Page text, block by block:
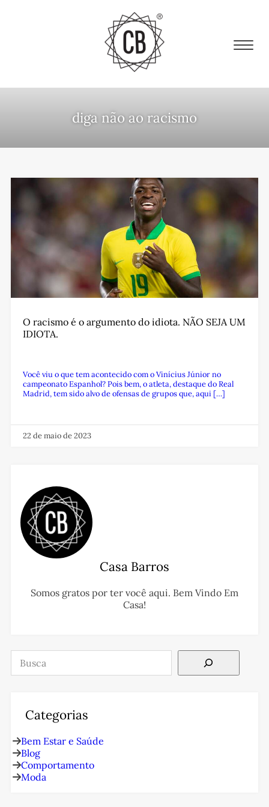
diga não ao racismo
O racismo é o argumento do idiota. NÃO SEJA UM
IDIOTA.
Você viu o que tem acontecido com o Vinícius Júnior no
campeonato Espanhol? Pois bem, o atleta, destaque do Real
Madrid, tem sido alvo de ofensas de grupos que, aqui […]
22 de maio de 2023
Casa Barros
Somos gratos por ter você aqui. Bem Vindo Em
Casa!
Pesquisar
Categorias
Bem Estar e Saúde
Blog
Comportamento
Moda